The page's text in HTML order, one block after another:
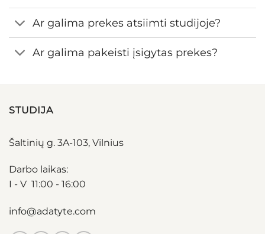
Ar galima prekes atsiimti studijoje?
Ar galima pakeisti įsigytas prekes?
STUDIJA
Šaltinių g. 3A-103, Vilnius
Darbo laikas:
I - V 11:00 - 16:00
info@adatyte.com